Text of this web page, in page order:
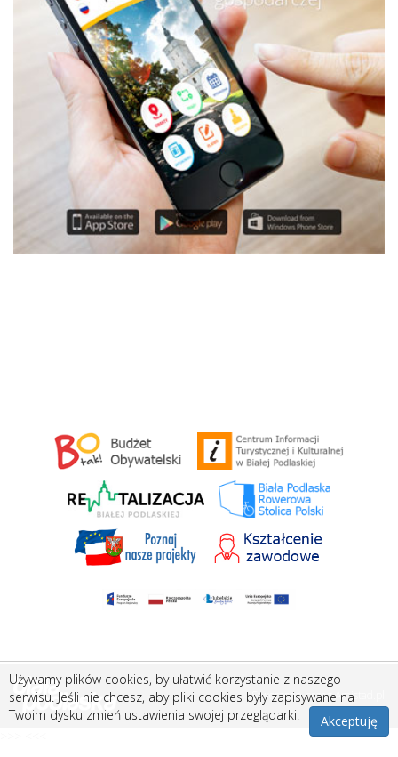
Stworzone przezAmistad.pl
Używamy plików cookies, by ułatwić korzystanie z naszego
serwisu. Jeśli nie chcesz, aby pliki cookies były zapisywane na
Twoim dysku zmień ustawienia swojej przeglądarki.
Akceptuję